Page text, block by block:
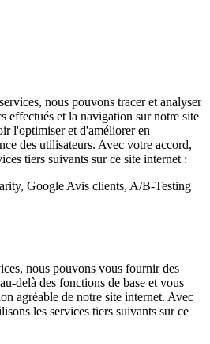
nous pouvons tracer et analyser
effectués et la navigation sur notre site
l'optimiser et d'améliorer en
des utilisateurs. Avec votre accord,
tiers suivants sur ce site internet :
Google Avis clients, A/B-Testing
nous pouvons vous fournir des
delà des fonctions de base et vous
agréable de notre site internet. Avec
les services tiers suivants sur ce